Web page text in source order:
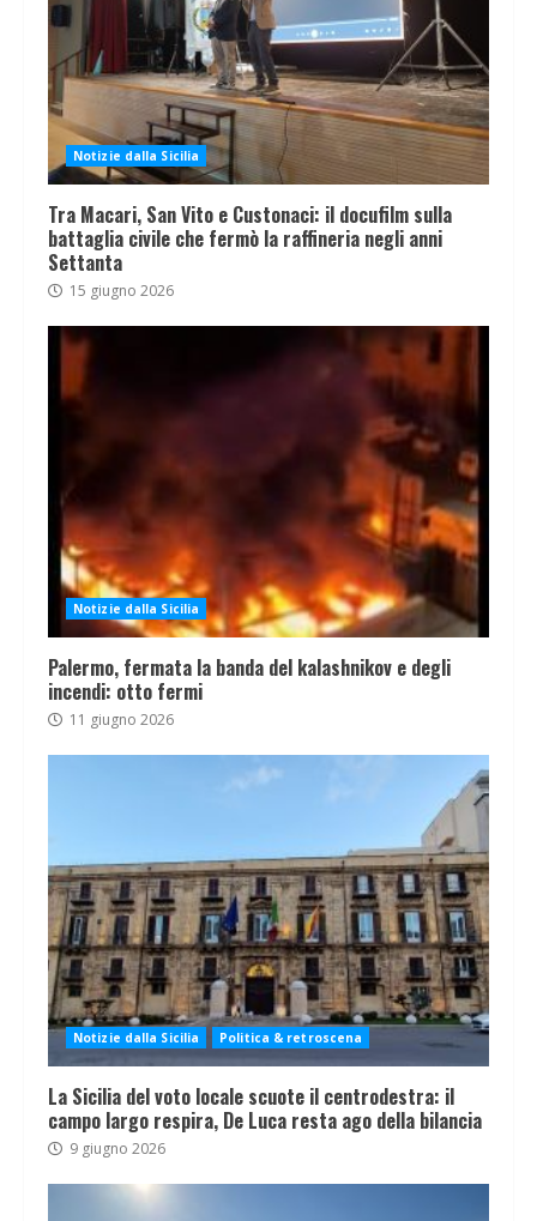
Notizie dalla Sicilia
Tra Macari, San Vito e Custonaci: il docufilm sulla
battaglia civile che fermò la raffineria negli anni
Settanta
15 giugno 2026
Notizie dalla Sicilia
Palermo, fermata la banda del kalashnikov e degli
incendi: otto fermi
11 giugno 2026
Notizie dalla Sicilia Politica & retroscena
La Sicilia del voto locale scuote il centrodestra: il
campo largo respira, De Luca resta ago della bilancia
9 giugno 2026